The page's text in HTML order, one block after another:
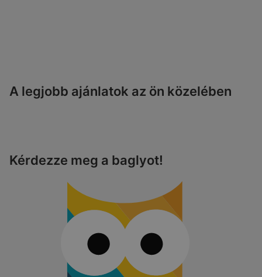
A legjobb ajánlatok az ön közelében
Kérdezze meg a baglyot!